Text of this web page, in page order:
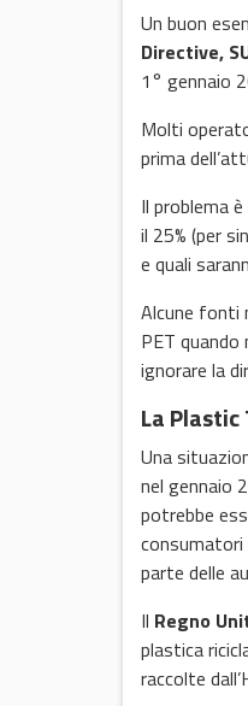
Un buon
Directive,
1° gennaio
Molti
prima
Il problema
il 25% (per
e quali
Alcune fonti
PET
ignorare la
La Plastic
Una
nel gennaio
potrebbe
consumatori
parte delle
Il Regno
plastica
raccolte